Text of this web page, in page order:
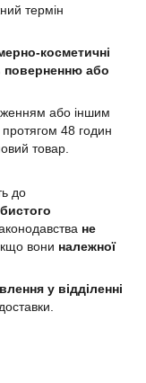
термін
косметичні
поверненню або
або іншим
48 годин
товар.
до
не
вони належної
у відділенні